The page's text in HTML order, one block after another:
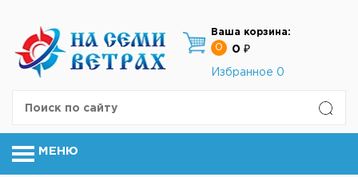
Ваша корзина:
0
0 ₽
Избранное 0
МЕНЮ